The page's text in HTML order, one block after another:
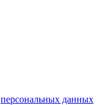
персональных данных